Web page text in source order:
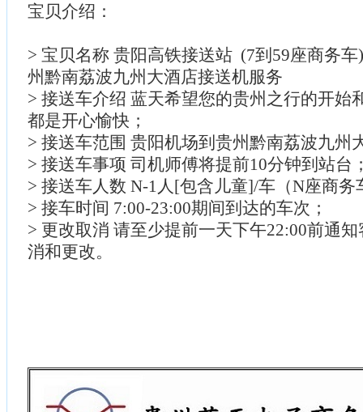
宝贝介绍：
> 宝贝名称 贵阳高铁接送站 (7到59座商务
州黔南荔波九州大酒店接送机服务
> 接送车介绍 蓝天希望您的贵州之行的开始
都是开心愉快；
> 接送车范围 贵阳机场到贵州黔南荔波九州
> 接送车事项 司机师傅将提前10分钟到站台
> 接送车人数 N-1人[包含儿童]/车（N座商务
> 接车时间 7:00-23:00期间到达的车次；
> 更改取消 请至少提前一天下午22:00前通
消和更改。